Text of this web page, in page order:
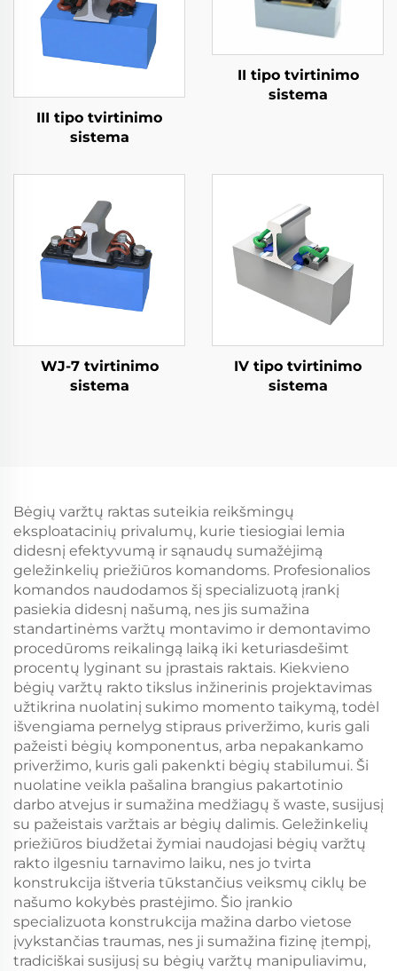
III tipo tvirtinimo
sistema
II tipo tvirtinimo
sistema
WJ-7 tvirtinimo
sistema
IV tipo tvirtinimo
sistema
Bėgių varžtų raktas suteikia reikšmingų
eksploatacinių privalumų, kurie tiesiogiai lemia
didesnį efektyvumą ir sąnaudų sumažėjimą
geležinkelių priežiūros komandoms. Profesionalios
komandos naudodamos šį specializuotą įrankį
pasiekia didesnį našumą, nes jis sumažina
standartinėms varžtų montavimo ir demontavimo
procedūroms reikalingą laiką iki keturiasdešimt
procentų lyginant su įprastais raktais. Kiekvieno
bėgių varžtų rakto tikslus inžinerinis projektavimas
užtikrina nuolatinį sukimo momento taikymą, todėl
išvengiama pernelyg stipraus priveržimo, kuris gali
pažeisti bėgių komponentus, arba nepakankamo
priveržimo, kuris gali pakenkti bėgių stabilumui. Ši
nuolatine veikla pašalina brangius pakartotinio
darbo atvejus ir sumažina medžiagų š waste, susijusį
su pažeistais varžtais ar bėgių dalimis. Geležinkelių
priežiūros biudžetai žymiai naudojasi bėgių varžtų
rakto ilgesniu tarnavimo laiku, nes jo tvirta
konstrukcija ištveria tūkstančius veiksmų ciklų be
našumo kokybės prastėjimo. Šio įrankio
specializuota konstrukcija mažina darbo vietose
įvykstančias traumas, nes ji sumažina fizinę įtempį,
tradiciškai susijusį su bėgių varžtų manipuliavimu,